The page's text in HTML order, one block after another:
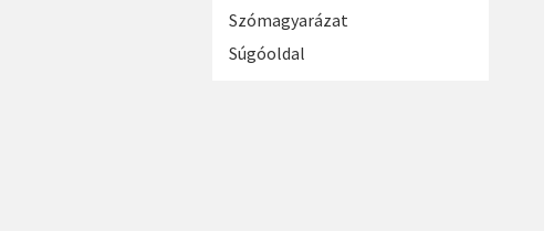
Szómagyarázat
Súgóoldal